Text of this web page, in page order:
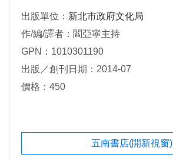
出版單位： 新北市政府文化局
作/編/譯者：閻亞寧主持
GPN：1010301190
出版／創刊日期：2014-07
價格：450
五南書店(開新視窗)